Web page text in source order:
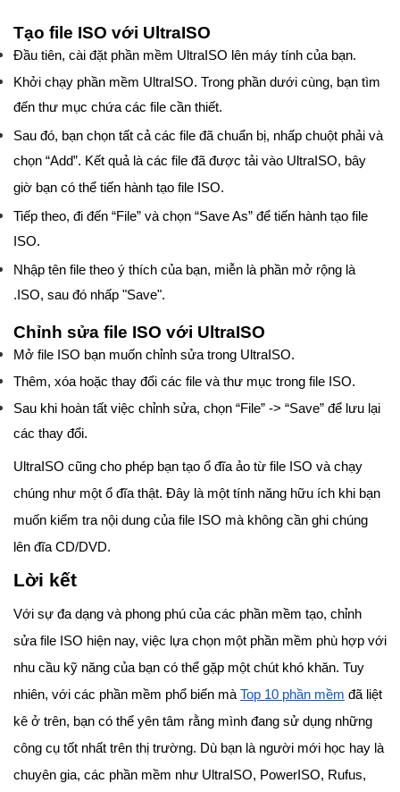
Tạo file ISO với UltraISO
Đầu tiên, cài đặt phần mềm UltraISO lên máy tính của bạn.
Khởi chạy phần mềm UltraISO. Trong phần dưới cùng, bạn tìm
đến thư mục chứa các file cần thiết.
Sau đó, bạn chọn tất cả các file đã chuẩn bị, nhấp chuột phải và
chọn “Add”. Kết quả là các file đã được tải vào UltraISO, bây
giờ bạn có thể tiến hành tạo file ISO.
Tiếp theo, đi đến “File” và chọn “Save As” để tiến hành tạo file
ISO.
Nhập tên file theo ý thích của bạn, miễn là phần mở rộng là
.ISO, sau đó nhấp "Save".
Chỉnh sửa file ISO với UltraISO
Mở file ISO bạn muốn chỉnh sửa trong UltraISO.
Thêm, xóa hoặc thay đổi các file và thư mục trong file ISO.
Sau khi hoàn tất việc chỉnh sửa, chọn “File” -> “Save” để lưu lại
các thay đổi.
UltraISO cũng cho phép bạn tạo ổ đĩa ảo từ file ISO và chạy
chúng như một ổ đĩa thật. Đây là một tính năng hữu ích khi bạn
muốn kiểm tra nội dung của file ISO mà không cần ghi chúng
lên đĩa CD/DVD.
Lời kết
Với sự đa dạng và phong phú của các phần mềm tạo, chỉnh
sửa file ISO hiện nay, việc lựa chọn một phần mềm phù hợp với
nhu cầu kỹ năng của bạn có thể gặp một chút khó khăn. Tuy
nhiên, với các phần mềm phổ biến màTop 10 phần mềm đã liệt
kê ở trên, bạn có thể yên tâm rằng mình đang sử dụng những
công cụ tốt nhất trên thị trường. Dù bạn là người mới học hay là
chuyên gia, các phần mềm như UltraISO, PowerISO, Rufus,